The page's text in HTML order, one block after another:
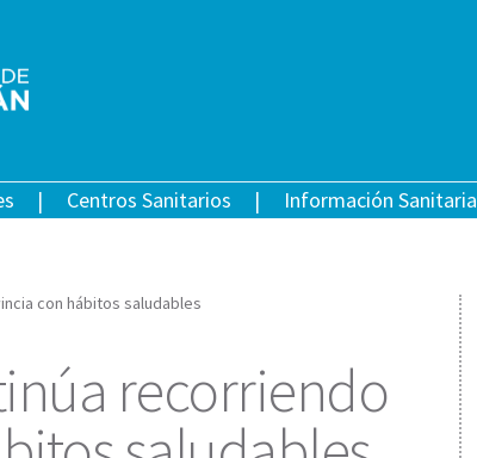
Centros Sanitarios Información Sanitaria
con hábitos saludables
recorriendo